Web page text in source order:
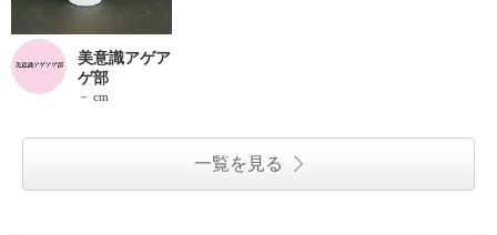
美意識アゲア
ゲ部
－ cm
一覧を見る